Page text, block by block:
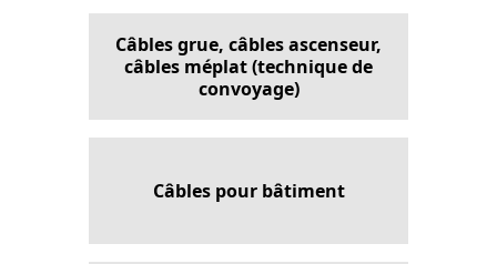
Câbles grue, câbles ascenseur,
câbles méplat (technique de
convoyage)
Câbles pour bâtiment